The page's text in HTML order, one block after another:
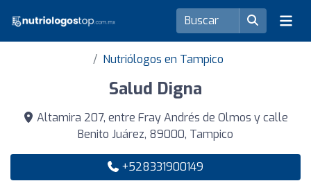
Nutriólogos en Tampico
Salud Digna
Altamira 207, entre Fray Andrés de Olmos y calle
Benito Juárez, 89000, Tampico
+528331900149